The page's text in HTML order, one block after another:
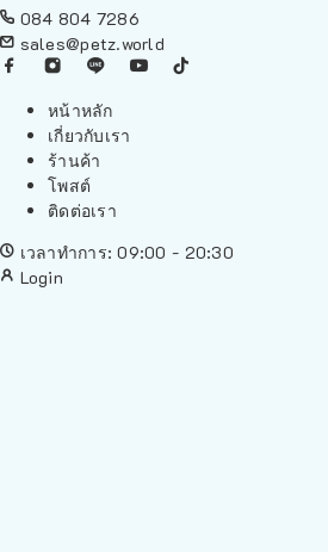
084 804 7286
sales@petz.world
หน้าหลัก
เกี่ยวกับเรา
ร้านค้า
โพสต์
ติดต่อเรา
เวลาทำการ: 09:00 - 20:30
Login